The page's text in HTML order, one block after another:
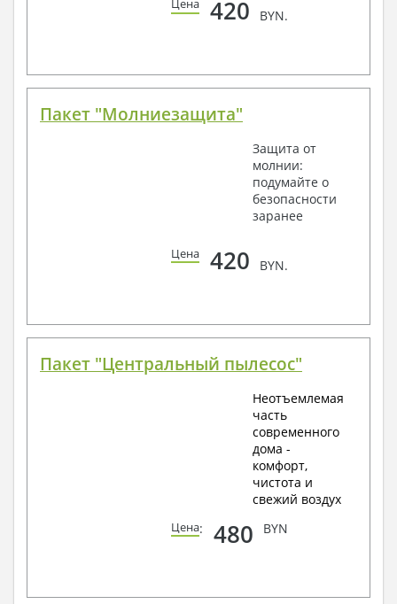
Цена 420 BYN.
Пакет "Молниезащита"
Защита от
молнии:
подумайте о
безопасности
заранее
Цена 420 BYN.
Пакет "Центральный пылесос"
Неотъемлемая
часть
современного
дома -
комфорт,
чистота и
свежий воздух
Цена: 480 BYN